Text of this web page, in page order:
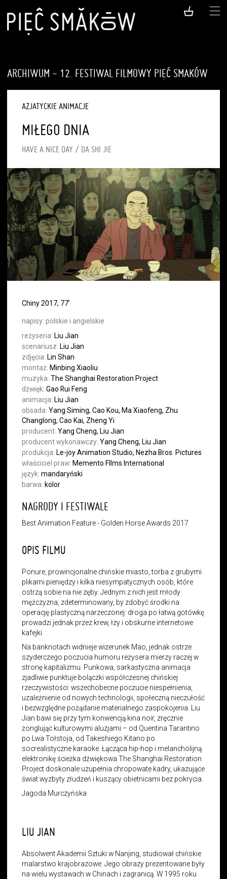
ARCHIWUM - 12. FESTIWAL FILMOWY PIĘĆ SMAKÓW
AZJATYCKIE ANIMACJE
MIŁEGO DNIA
HAVE A NICE DAY / DA SHI JIE
Chiny 2017, 77’
napisy: polskie i angielskie
reżyseria: Liu Jian
scenariusz: Liu Jian
zdjęcia: Lin Shan
montaż: Minbing Xiaoliu
muzyka:The Shanghai Restoration Project
dźwięk:Gao Rui Feng
animacja: Liu Jian
obsada:Yang Siming, Cao Kou, Ma Xiaofeng, Zhu
Changlong, Cao Kai, Zheng Yi
producent:Yang Cheng, Liu Jian
producent wykonawczy:Yang Cheng, Liu Jian
produkcja: Le-joy Animation Studio, Nezha Bros. Pictures
właściciel praw: Memento FIlms International
język:mandaryński
barwa: kolor
NAGRODY I FESTIWALE
Best Animation Feature - Golden Horse Awards 2017
OPIS FILMU
Ponure, prowincjonalne chińskie miasto, torba z grubymi
plikami pieniędzy i kilka niesympatycznych osób, które
ostrzą sobie na nie zęby. Jednym z nich jest młody
mężczyzna, zdeterminowany, by zdobyć środki na
operację plastyczną narzeczonej: droga po łatwą gotówkę
prowadzi jednak przez krew, łzy i obskurne internetowe
kafejki.
Na banknotach widnieje wizerunek Mao, jednak ostrze
szyderczego poczucia humoru reżysera mierzy raczej w
stronę kapitalizmu. Punkowa, sarkastyczna animacja
zjadliwie punktuje bolączki współczesnej chińskiej
rzeczywistości: wszechobecne poczucie niespełnienia,
uzależnienie od nowych technologii, społeczną nieczułość
i bezwzględne pożądanie materialnego zaspokojenia. Liu
Jian bawi się przy tym konwencją kina noir, zręcznie
żonglując kulturowymi aluzjami – od Quentina Tarantino
po Lwa Tołstoja, od Takeshiego Kitano po
socrealistyczne karaoke. Łącząca hip-hop i melancholijną
elektronikę ścieżka dźwiękowa The Shanghai Restoration
Project doskonale uzupełnia chropowate kadry, ukazujące
świat wyzbyty złudzeń i kuszący obietnicami bez pokrycia.
Jagoda Murczyńska
LIU JIAN
Absolwent Akademii Sztuki w Nanjing, studiował chińskie
malarstwo krajobrazowe. Jego obrazy prezentowane były
na wielu wystawach w Chinach i zagranicą. W 1995 roku